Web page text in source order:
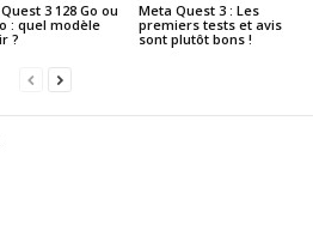
3 128 Go ou
: quel modèle
?
Meta Quest 3 : Les
premiers tests et avis
sont plutôt bons !